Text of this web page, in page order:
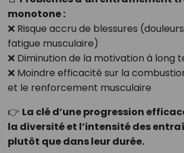
monotone :
❌ Risque accru de blessures
fatigue musculaire)
❌ Diminution de la motivation à long
❌ Moindre efficacité sur la
et le renforcement musculaire
👉 La clé d’une progression
la diversité et l’intensité des
plutôt que dans leur durée.